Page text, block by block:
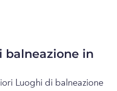
balneazione in
Luoghi di balneazione